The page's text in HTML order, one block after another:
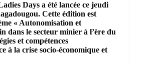
Days a été lancée ce jeudi
Cette édition est
« Autonomisation et
dans le secteur minier à l’ère du
et compétences
à la crise socio-économique et